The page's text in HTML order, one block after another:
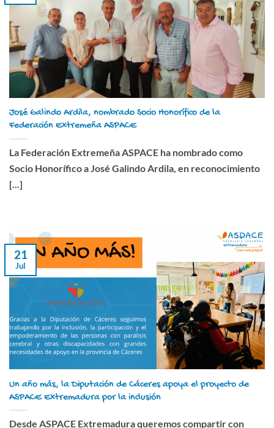
José Galindo Ardila, nombrado Socio Honorífico de la
Federación Extremeña ASPACE
La Federación Extremeña ASPACE ha nombrado como
Socio Honorífico a José Galindo Ardila, en reconocimiento
[...]
Un año más, la Diputación de Cáceres apoya el proyecto de
ASPACE Extremadura por la inclusión
Desde ASPACE Extremadura queremos compartir con
21
Jul